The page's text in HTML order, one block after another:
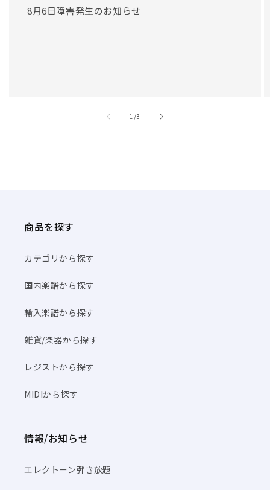
8月6日障害発生のお知らせ
1 //3
商品を探す
カテゴリから探す
国内楽譜から探す
輸入楽譜から探す
雑貨/楽器から探す
レジストから探す
MIDIから探す
情報/お知らせ
エレクトーン弾き放題